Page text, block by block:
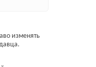
изменять